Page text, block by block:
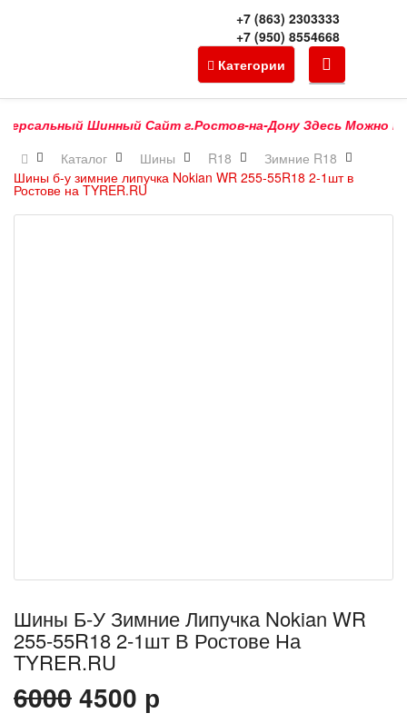
+7 (863) 2303333
+7 (950) 8554668
Категории
Шинный Сайт г.Ростов-на-Дону Здесь Можно
Каталог
Шины R18
Зимние R18
Шины б-у зимние липучка Nokian WR 255-55R18 2-1шт в
Ростове на TYRER.RU
Шины Б-У Зимние Липучка Nokian WR
255-55R18 2-1шт В Ростове На
TYRER.RU
60004500 р